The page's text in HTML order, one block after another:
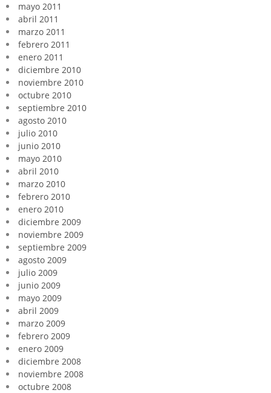
mayo 2011
abril 2011
marzo 2011
febrero 2011
enero 2011
diciembre 2010
noviembre 2010
octubre 2010
septiembre 2010
agosto 2010
julio 2010
junio 2010
mayo 2010
abril 2010
marzo 2010
febrero 2010
enero 2010
diciembre 2009
noviembre 2009
septiembre 2009
agosto 2009
julio 2009
junio 2009
mayo 2009
abril 2009
marzo 2009
febrero 2009
enero 2009
diciembre 2008
noviembre 2008
octubre 2008